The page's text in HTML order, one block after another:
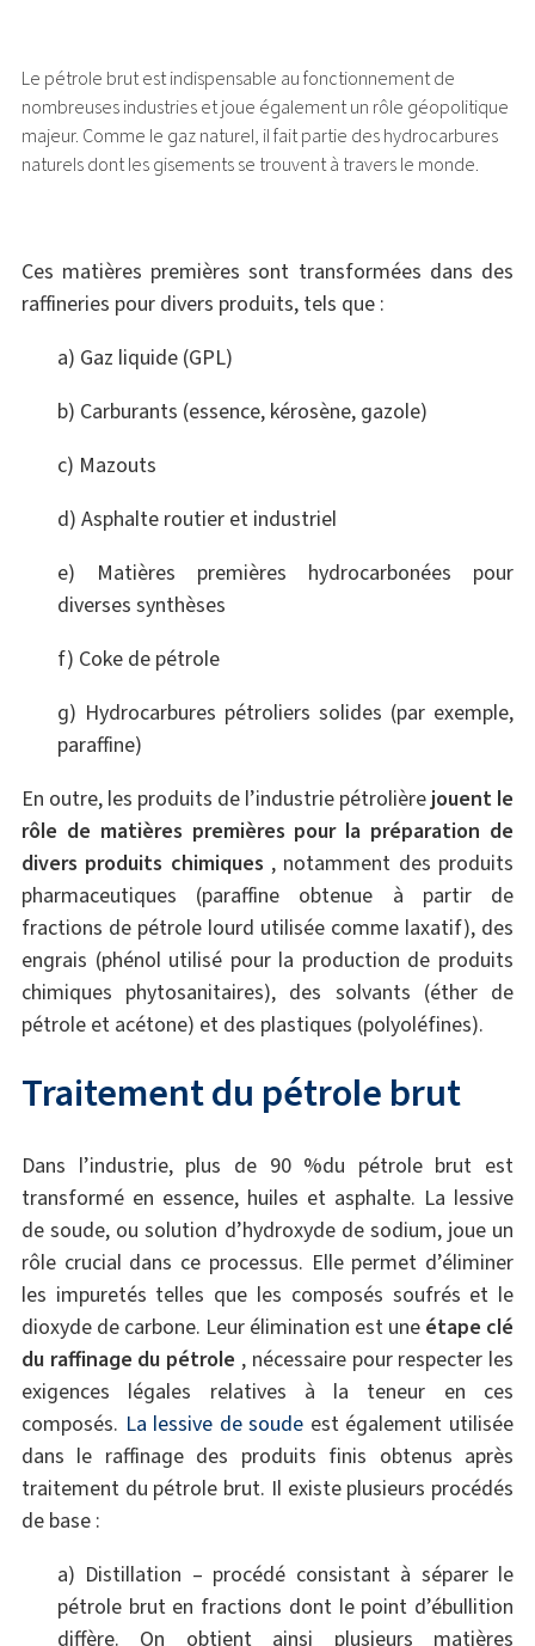
Le pétrole brut est indispensable au fonctionnement de
nombreuses industries et joue également un rôle géopolitique
majeur. Comme le gaz naturel, il fait partie des hydrocarbures
naturels dont les gisements se trouvent à travers le monde.
Ces matières premières sont transformées dans des
raffineries pour divers produits, tels que :
a) Gaz liquide (GPL)
b) Carburants (essence, kérosène, gazole)
c) Mazouts
d) Asphalte routier et industriel
e) Matières premières hydrocarbonées pour
diverses synthèses
f) Coke de pétrole
g) Hydrocarbures pétroliers solides (par exemple,
paraffine)
En outre, les produits de l’industrie pétrolière jouent le
rôle de matières premières pour la préparation de
divers produits chimiques , notamment des produits
pharmaceutiques (paraffine obtenue à partir de
fractions de pétrole lourd utilisée comme laxatif), des
engrais (phénol utilisé pour la production de produits
chimiques phytosanitaires), des solvants (éther de
pétrole et acétone) et des plastiques (polyoléfines).
Traitement du pétrole brut
Dans l’industrie, plus de 90 %du pétrole brut est
transformé en essence, huiles et asphalte. La lessive
de soude, ou solution d’hydroxyde de sodium, joue un
rôle crucial dans ce processus. Elle permet d’éliminer
les impuretés telles que les composés soufrés et le
dioxyde de carbone. Leur élimination est une étape clé
du raffinage du pétrole , nécessaire pour respecter les
exigences légales relatives à la teneur en ces
composés. La lessive de soude est également utilisée
dans le raffinage des produits finis obtenus après
traitement du pétrole brut. Il existe plusieurs procédés
de base :
a) Distillation – procédé consistant à séparer le
pétrole brut en fractions dont le point d’ébullition
diffère. On obtient ainsi plusieurs matières